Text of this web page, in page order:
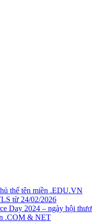
thể tên miền .EDU.VN
từ 24/02/2026
Day 2024 – ngày hội
.COM & NET